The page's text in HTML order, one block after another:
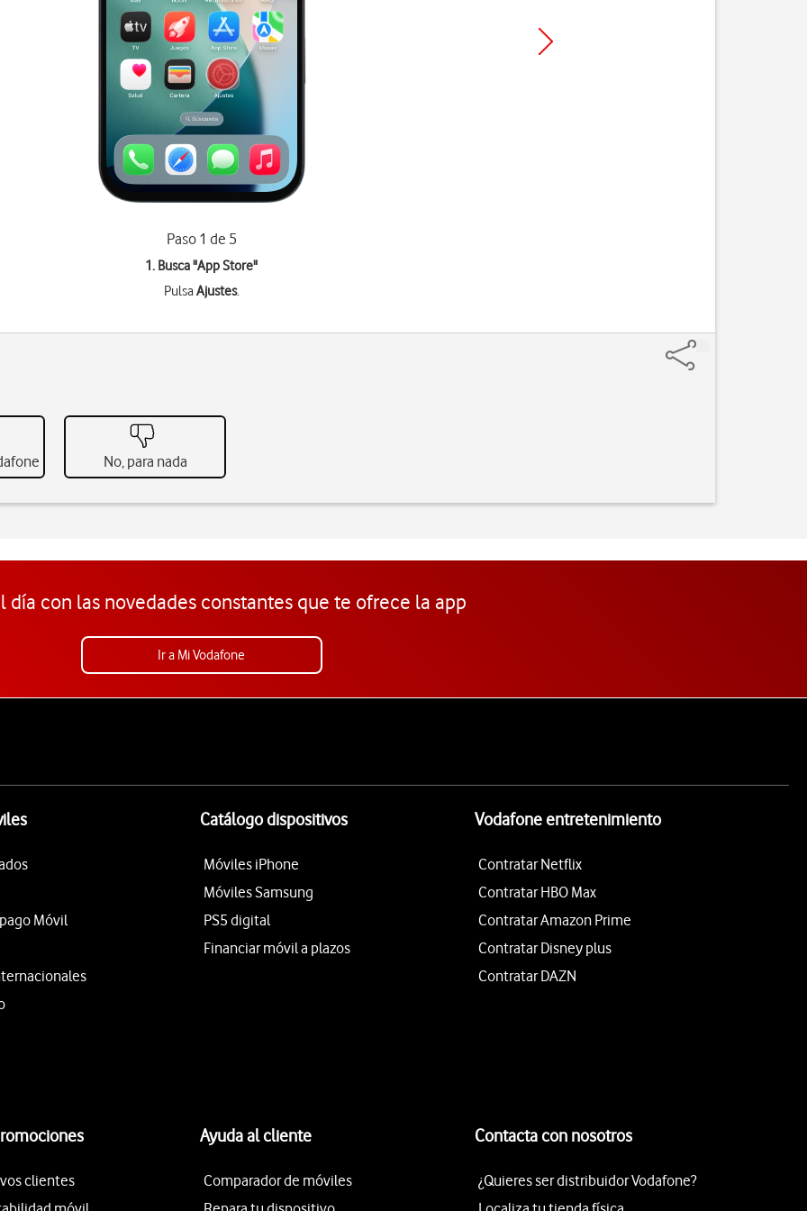
Paso 1 de 5
1. Busca "App Store"
PulsaAjustes.
No, para nada
día con las novedades constantes que te ofrece la app
Ir a Mi Vodafone
Móvil
Catálogo dispositivos
Móviles iPhone
Móviles Samsung
PS5 digital
Financiar móvil a plazos
Vodafone entretenimiento
Contratar Netflix
Contratar HBO Max
Contratar Amazon Prime
Contratar Disney plus
Contratar DAZN
clientes
Ayuda al cliente
Comparador de móviles
Contacta con nosotros
¿Quieres ser distribuidor Vodafone?